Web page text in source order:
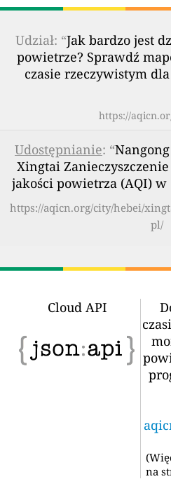
Udział: “Jak bardzo jest
powietrze? Sprawdź
czasie rzeczywistym
https://
Udostępnianie: “
Xingtai
jakości powietrza (AQI)
https://aqicn.org/city/hebei/
pl/
Cloud API
(
na